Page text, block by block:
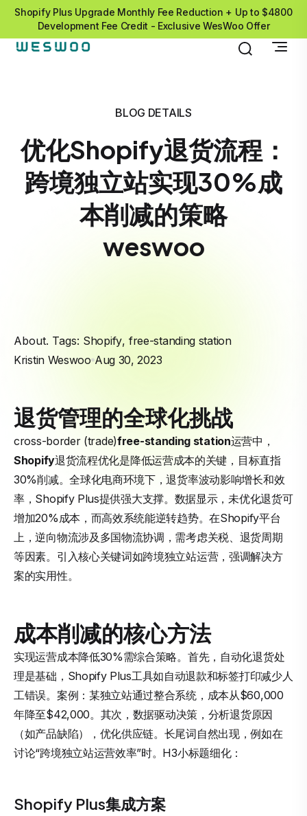
Shopify Plus Upgrade Monthly Fee Reduction + Up to $4800
Development Fee Credit - Exclusive WesWoo Offer
BLOG DETAILS
优化Shopify退货流程：
跨境独立站实现30%成
本削减的策略
weswoo
About. Tags: Shopify, free-standing station
Kristin Weswoo Aug 30, 2023
退货管理的全球化挑战
cross-border (trade)free-standing station运营中，
Shopify退货流程优化是降低运营成本的关键，目标直指
30%削减。全球化电商环境下，退货率波动影响增长和效
率，Shopify Plus提供强大支撑。数据显示，未优化退货可
增加20%成本，而高效系统能逆转趋势。在Shopify平台
上，逆向物流涉及多国物流协调，需考虑关税、退货周期
等因素。引入核心关键词如跨境独立站运营，强调解决方
案的实用性。
成本削减的核心方法
实现运营成本降低30%需综合策略。首先，自动化退货处
理是基础，Shopify Plus工具如自动退款和标签打印减少人
工错误。案例：某独立站通过整合系统，成本从$60,000
年降至$42,000。其次，数据驱动决策，分析退货原因
（如产品缺陷），优化供应链。长尾词自然出现，例如在
讨论“跨境独立站运营效率”时。H3小标题细化：
Shopify Plus集成方案